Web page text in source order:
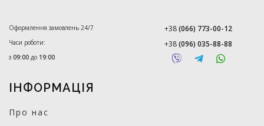
Оформлення замовлень 24/7
Часи роботи:
з 09:00 до 19:00
+38(066) 773-00-12
+38(096) 035-88-88
ІНФОРМАЦІЯ
Про нас